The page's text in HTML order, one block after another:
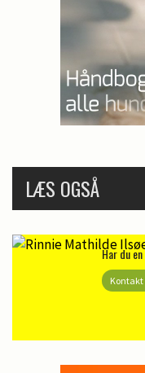
LÆS OGSÅ
Har du
Kontakt